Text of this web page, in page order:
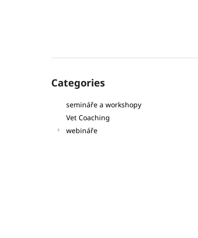
categories
Categories
semináře a workshopy
Vet Coaching
webináře